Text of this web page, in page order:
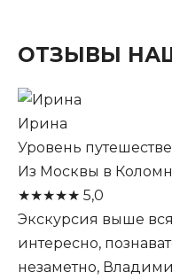
ОТЗЫВЫ
Ирина
Уровень
Из Москвы в
★★★★★ 5,0
Экскурсия выше
интересно,
незаметно,